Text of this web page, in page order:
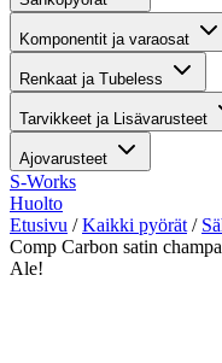
Komponentit ja varaosat
Renkaat ja Tubeless
Tarvikkeet ja Lisävarusteet
Ajovarusteet
S-Works
Huolto
Etusivu /Kaikki pyörät /
Comp Carbon satin
Ale!